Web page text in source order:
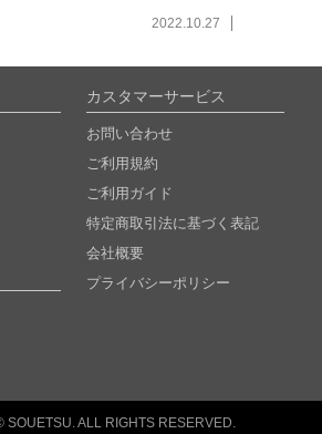
2022.10.27
カスタマーサービス
お問い合わせ
ご利用規約
ご利用ガイド
特定商取引法に基づく表記
会社概要
プライバシーポリシー
SOUETSU. ALL RIGHTS RESERVED.